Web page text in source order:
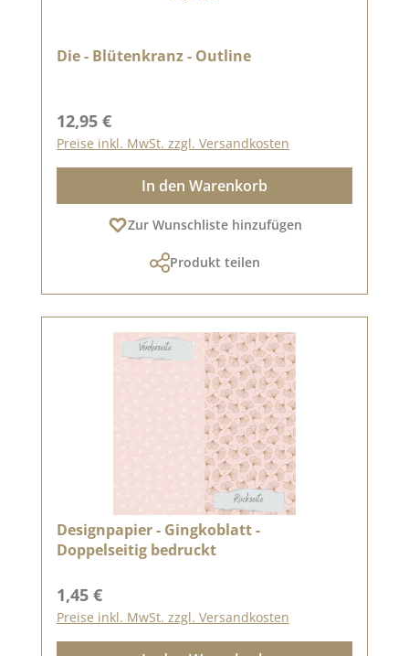
Die - Blütenkranz - Outline
Regulärer Preis:
12,95 €
Preise inkl. MwSt. zzgl. Versandkosten
In den Warenkorb
Zur Wunschliste hinzufügen
Produkt teilen
Designpapier - Gingkoblatt -
Doppelseitig bedruckt
Regulärer Preis:
1,45 €
Preise inkl. MwSt. zzgl. Versandkosten